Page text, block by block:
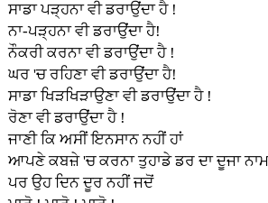
ਸਾਡਾ ਪੜ੍ਹਨਾ ਵੀ ਡਰਾਉਂਦਾ ਹੈ !
ਨਾ-ਪੜ੍ਹਨਾ ਵੀ ਡਰਾਉਂਦਾ ਹੈ!
ਨੌਕਰੀ ਕਰਨਾ ਵੀ ਡਰਾਉਂਦਾ ਹੈ !
ਘਰ 'ਚ ਰਹਿਣਾ ਵੀ ਡਰਾਉਂਦਾ ਹੈ!
ਸਾਡਾ ਖਿੜਖਿੜਾਉਣਾ ਵੀ ਡਰਾਉਂਦਾ ਹੈ !
ਰੋਣਾ ਵੀ ਡਰਾਉਂਦਾ ਹੈ !
ਜਾਣੀ ਕਿ ਅਸੀਂ ਇਨਸਾਨ ਨਹੀਂ ਹਾਂ
ਆਪਣੇ ਕਬਜ਼ੇ 'ਚ ਕਰਨਾ ਤੁਹਾਡੇ ਡਰ ਦਾ ਦੂਜਾ
ਪਰ ਉਹ ਦਿਨ ਦੂਰ ਨਹੀਂ ਜਦੋਂ